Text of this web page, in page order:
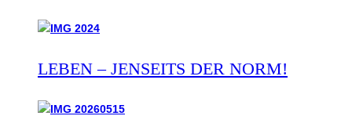
LEBEN – JENSEITS DER NORM!